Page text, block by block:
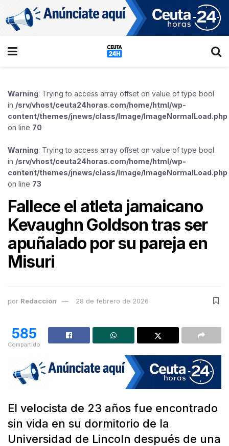
Warning: Trying to access array offset on value of type bool
in /srv/vhost/ceuta24horas.com/home/html/wp-
content/themes/jnews/class/Image/ImageNormalLoad.php
on line 70
Warning: Trying to access array offset on value of type bool
in /srv/vhost/ceuta24horas.com/home/html/wp-
content/themes/jnews/class/Image/ImageNormalLoad.php
on line 73
Fallece el atleta jamaicano
Kevaughn Goldson tras ser
apuñalado por su pareja en
Misuri
por Redacción 28 de febrero de 2026
585
Compartido
El velocista de 23 años fue encontrado
sin vida en su dormitorio de la
Universidad de Lincoln después de una